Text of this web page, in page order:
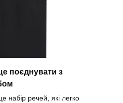
поєднувати з
набір речей, які легко